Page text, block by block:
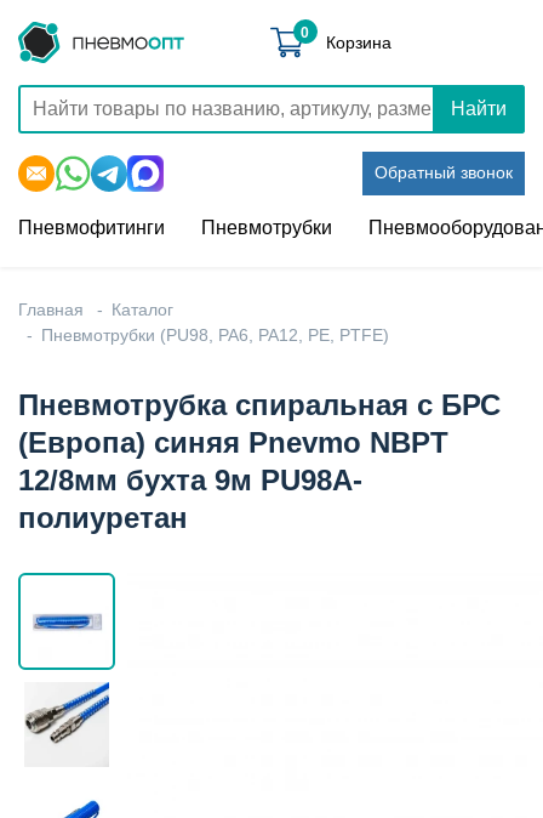
Найти
Обратный звонок
0 Корзина
Пневмофитинги Пневмотрубки
Главная
Каталог
Пневмотрубки (PU98, PA6, PA12, PE, PTFE)
Пневмотрубка спиральная с БРС
(Европа) синяя Pnevmo NBPT
12/8мм бухта 9м PU98A-
полиуретан